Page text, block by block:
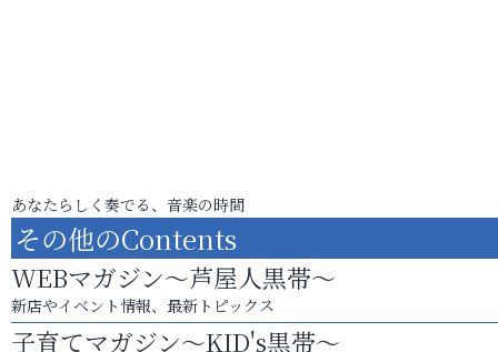
あなたらしく奏でる、音楽の時間
その他のContents
WEBマガジン～芦屋人黒帯～
新店やイベント情報、最新トピックス
子育てマガジン～KID's黒帯～